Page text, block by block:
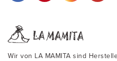
Wir von LA MAMITA sind